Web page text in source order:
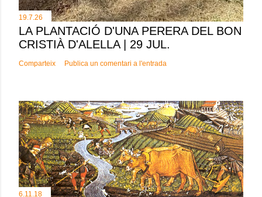
19.7.26
LA PLANTACIÓ D'UNA PERERA DEL BON
CRISTIÀ D'ALELLA | 29 JUL.
Comparteix Publica un comentari a l'entrada
6.11.18